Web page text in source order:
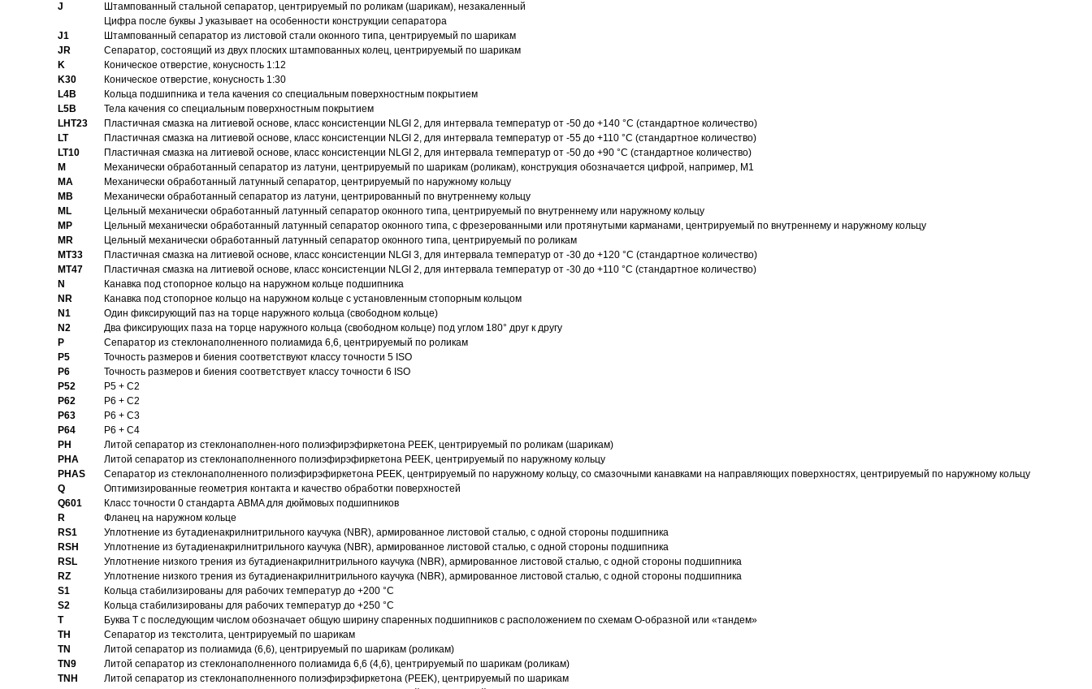
J
Штампованный стальной сепаратор, центрируемый по роликам (шарикам), незакаленный
Цифра после буквы J указывает на особенности конструкции сепаратора
J1
Штампованный сепаратор из листовой стали оконного типа, центрируемый по шарикам
JR
Сепаратор, состоящий из двух плоских штампованных колец, центрируемый по шарикам
K
Коническое отверстие, конусность 1:12
K30
Коническое отверстие, конусность 1:30
L4B
Кольца подшипника и тела качения со специальным поверхностным покрытием
L5B
Тела качения со специальным поверхностным покрытием
LHT23
Пластичная смазка на литиевой основе, класс консистенции NLGI 2, для интервала температур от -50 до +140 °C (стандартное количество)
LT
Пластичная смазка на литиевой основе, класс консистенции NLGI 2, для интервала температур от -55 до +110 °C (стандартное количество)
LT10
Пластичная смазка на литиевой основе, класс консистенции NLGI 2, для интервала температур от -50 до +90 °C (стандартное количество)
M
Механически обработанный сепаратор из латуни, центрируемый по шарикам (роликам), конструкция обозначается цифрой, например, M1
MA
Механически обработанный латунный сепаратор, центрируемый по наружному кольцу
MB
Механически обработанный сепаратор из латуни, центрированный по внутреннему кольцу
ML
Цельный механически обработанный латунный сепаратор оконного типа, центрируемый по внутреннему или наружному кольцу
MP
Цельный механически обработанный латунный сепаратор оконного типа, с фрезерованными или протянутыми карманами, центрируемый по внутреннему и наружному кольцу
MR
Цельный механически обработанный латунный сепаратор оконного типа, центрируемый по роликам
MT33
Пластичная смазка на литиевой основе, класс консистенции NLGI 3, для интервала температур от -30 до +120 °C (стандартное количество)
MT47
Пластичная смазка на литиевой основе, класс консистенции NLGI 2, для интервала температур от -30 до +110 °C (стандартное количество)
N
Канавка под стопорное кольцо на наружном кольце подшипника
NR
Канавка под стопорное кольцо на наружном кольце с установленным стопорным кольцом
N1
Один фиксирующий паз на торце наружного кольца (свободном кольце)
N2
Два фиксирующих паза на торце наружного кольца (свободном кольце) под углом 180° друг к другу
P
Cепаратор из стеклонаполненного полиамида 6,6, центрируемый по роликам
P5
Точность размеров и биения соответствуют классу точности 5 ISO
P6
Точность размеров и биения соответствует классу точности 6 ISO
P52
P5 + C2
P62
P6 + C2
P63
P6 + C3
P64
P6 + C4
PH
Литой сепаратор из стеклонаполнен-ного полиэфирэфиркетона PEEK, центрируемый по роликам (шарикам)
PHA
Литой сепаратор из стеклонаполненного полиэфирэфиркетона PEEK, центрируемый по наружному кольцу
PHAS
Сепаратор из стеклонаполненного полиэфирэфиркетона PEEK, центрируемый по наружному кольцу, со смазочными канавками на направляющих поверхностях, центрируемый по наружному кольцу
Q
Оптимизированные геометрия контакта и качество обработки поверхностей
Q601
Класс точности 0 стандарта ABMA для дюймовых подшипников
R
Фланец на наружном кольце
RS1
Уплотнение из бутадиенакрилнитрильного каучука (NBR), армированное листовой сталью, с одной стороны подшипника
RSH
Уплотнение из бутадиенакрилнитрильного каучука (NBR), армированное листовой сталью, с одной стороны подшипника
RSL
Уплотнение низкого трения из бутадиенакрилнитрильного каучука (NBR), армированное листовой сталью, с одной стороны подшипника
RZ
Уплотнение низкого трения из бутадиенакрилнитрильного каучука (NBR), армированное листовой сталью, с одной стороны подшипника
S1
Кольца стабилизированы для рабочих температур до +200 °C
S2
Кольца стабилизированы для рабочих температур до +250 °C
T
Буква T с последующим числом обозначает общую ширину спаренных подшипников с расположением по схемам О-образной или «тандем»
TH
Сепаратор из текстолита, центрируемый по шарикам
TN
Литой сепаратор из полиамида (6,6), центрируемый по шарикам (роликам)
TN9
Литой сепаратор из стеклонаполненного полиамида 6,6 (4,6), центрируемый по шарикам (роликам)
TNH
Литой сепаратор из стеклонаполненного полиэфирэфиркетона (PEEK), центрируемый по шарикам